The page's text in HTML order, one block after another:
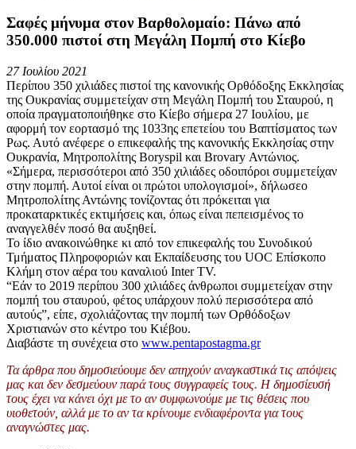
Σαφές μήνυμα στον Βαρθολομαίο: Πάνω από
350.000 πιστοί στη Μεγάλη Πομπή στο Κίεβο
27 Ιουλίου 2021
Περίπου 350 χιλιάδες πιστοί της κανονικής Ορθόδοξης Εκκλησίας
της Ουκρανίας συμμετείχαν στη Μεγάλη Πομπή του Σταυρού, η
οποία πραγματοποιήθηκε στο Κίεβο σήμερα 27 Ιουλίου, με
αφορμή τον εορτασμό της 1033ης επετείου του Βαπτίσματος των
Ρως. Αυτό ανέφερε ο επικεφαλής της κανονικής Εκκλησίας στην
Ουκρανία, Μητροπολίτης Boryspil και Brovary Αντώνιος.
«Σήμερα, περισσότεροι από 350 χιλιάδες οδοιπόροι συμμετείχαν
στην πομπή. Αυτοί είναι οι πρώτοι υπολογισμοί», δήλωσεο
Μητροπολίτης Αντώνης τονίζοντας ότι πρόκειται για
προκαταρκτικές εκτιμήσεις και, όπως είναι πεπεισμένος το
αναγγελθέν ποσό θα αυξηθεί.
Το ίδιο ανακοινώθηκε κι από τον επικεφαλής του Συνοδικού
Τμήματος Πληροφοριών και Εκπαίδευσης του UOC Επίσκοπο
Κλήμη στον αέρα του καναλιού Inter TV.
“Εάν το 2019 περίπου 300 χιλιάδες άνθρωποι συμμετείχαν στην
πομπή του σταυρού, φέτος υπάρχουν πολύ περισσότερα από
αυτούς”, είπε, σχολιάζοντας την πομπή των Ορθόδοξων
Χριστιανών στο κέντρο του Κιέβου.
Διαβάστε τη συνέχεια στο www.pentapostagma.gr
Τα άρθρα που δημοσιεύουμε δεν απηχούν αναγκαστικά τις απόψεις
μας και δεν δεσμεύουν παρά τους συγγραφείς τους. Η δημοσίευσή
τους έχει να κάνει όχι με το αν συμφωνούμεμε τις θέσεις που
υιοθετούν, αλλά με το αν τα κρίνουμε ενδιαφέροντα για τους
αναγνώστες μας.